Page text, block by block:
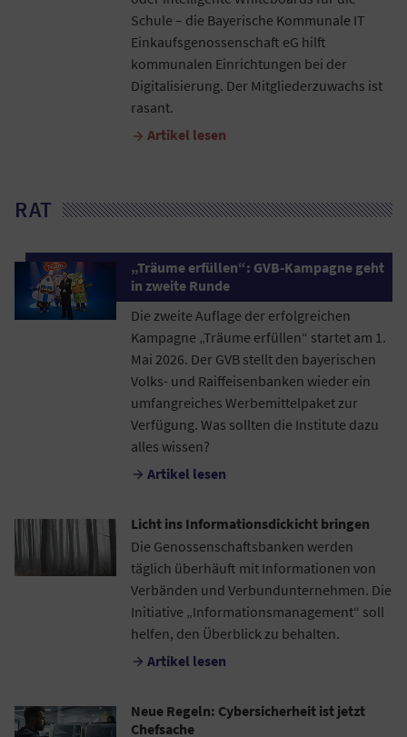
Schule – die Bayerische Kommunale IT
Einkaufsgenossenschaft eG hilft
kommunalen Einrichtungen bei der
Digitalisierung. Der Mitgliederzuwachs ist
rasant.
 Artikel lesen
RAT
„Träume erfüllen“: GVB-Kampagne geht
in zweite Runde
Die zweite Auflage der erfolgreichen
Kampagne „Träume erfüllen“ startet am 1.
Mai 2026. Der GVB stellt den bayerischen
Volks- und Raiffeisenbanken wieder ein
umfangreiches Werbemittelpaket zur
Verfügung. Was sollten die Institute dazu
alles wissen?
 Artikel lesen
Licht ins Informationsdickicht bringen
Die Genossenschaftsbanken werden
täglich überhäuft mit Informationen von
Verbänden und Verbundunternehmen. Die
Initiative „Informationsmanagement“ soll
helfen, den Überblick zu behalten.
 Artikel lesen
Neue Regeln: Cybersicherheit ist jetzt
Chefsache